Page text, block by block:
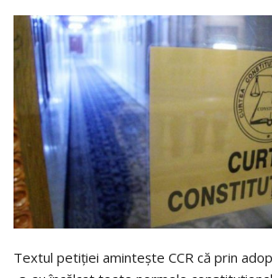
Textul petiției amintește CCR că prin